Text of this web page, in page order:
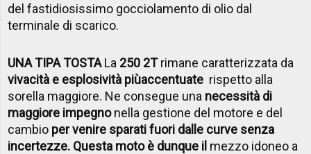
del fastidiosissimo gocciolamento di olio dal
terminale di scarico.
UNA TIPA TOSTALa 250 2Trimane caratterizzata da
vivacità e esplosività piùaccentuate rispetto alla
sorella maggiore. Ne consegue una necessità di
maggiore impegnonella gestione del motore e del
cambio per venire sparati fuori dalle curve senza
incertezze. Questa moto è dunque il mezzo idoneo a